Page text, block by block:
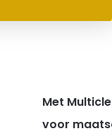
Met
voor